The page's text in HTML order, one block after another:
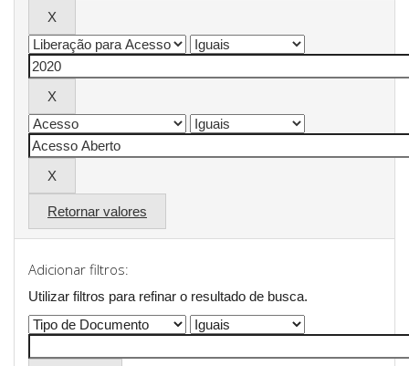
Retornar valores
Adicionar filtros:
Utilizar filtros para refinar o resultado de busca.